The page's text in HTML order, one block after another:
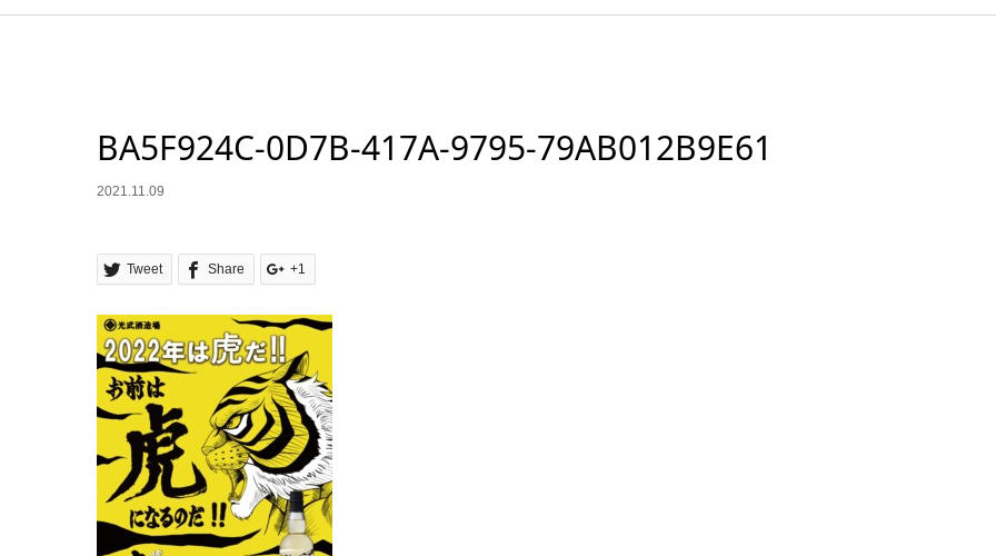
BA5F924C-0D7B-417A-9795-79AB012B9E61
2021.11.09
Tweet Share +1